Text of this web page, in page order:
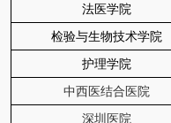
法医学院
检验与生物技术学院
护理学院
中西医结合医院
深圳医院